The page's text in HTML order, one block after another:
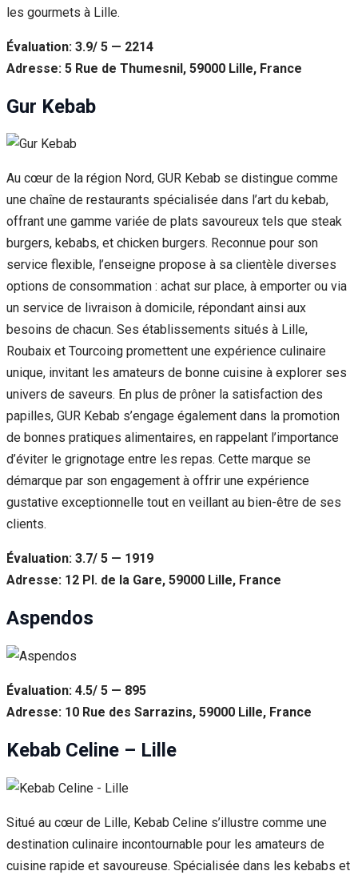
les gourmets à Lille.
Évaluation: 3.9/ 5 — 2214
Adresse: 5 Rue de Thumesnil, 59000 Lille, France
Gur Kebab
Au cœur de la région Nord, GUR Kebab se distingue comme
une chaîne de restaurants spécialisée dans l’art du kebab,
offrant une gamme variée de plats savoureux tels que steak
burgers, kebabs, et chicken burgers. Reconnue pour son
service flexible, l’enseigne propose à sa clientèle diverses
options de consommation : achat sur place, à emporter ou via
un service de livraison à domicile, répondant ainsi aux
besoins de chacun. Ses établissements situés à Lille,
Roubaix et Tourcoing promettent une expérience culinaire
unique, invitant les amateurs de bonne cuisine à explorer ses
univers de saveurs. En plus de prôner la satisfaction des
papilles, GUR Kebab s’engage également dans la promotion
de bonnes pratiques alimentaires, en rappelant l’importance
d’éviter le grignotage entre les repas. Cette marque se
démarque par son engagement à offrir une expérience
gustative exceptionnelle tout en veillant au bien-être de ses
clients.
Évaluation: 3.7/ 5 — 1919
Adresse: 12 Pl. de la Gare, 59000 Lille, France
Aspendos
Évaluation: 4.5/ 5 — 895
Adresse: 10 Rue des Sarrazins, 59000 Lille, France
Kebab Celine – Lille
Situé au cœur de Lille, Kebab Celine s’illustre comme une
destination culinaire incontournable pour les amateurs de
cuisine rapide et savoureuse. Spécialisée dans les kebabs et